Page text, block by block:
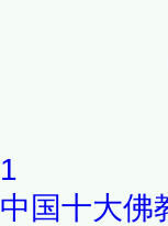
1
中国十大佛